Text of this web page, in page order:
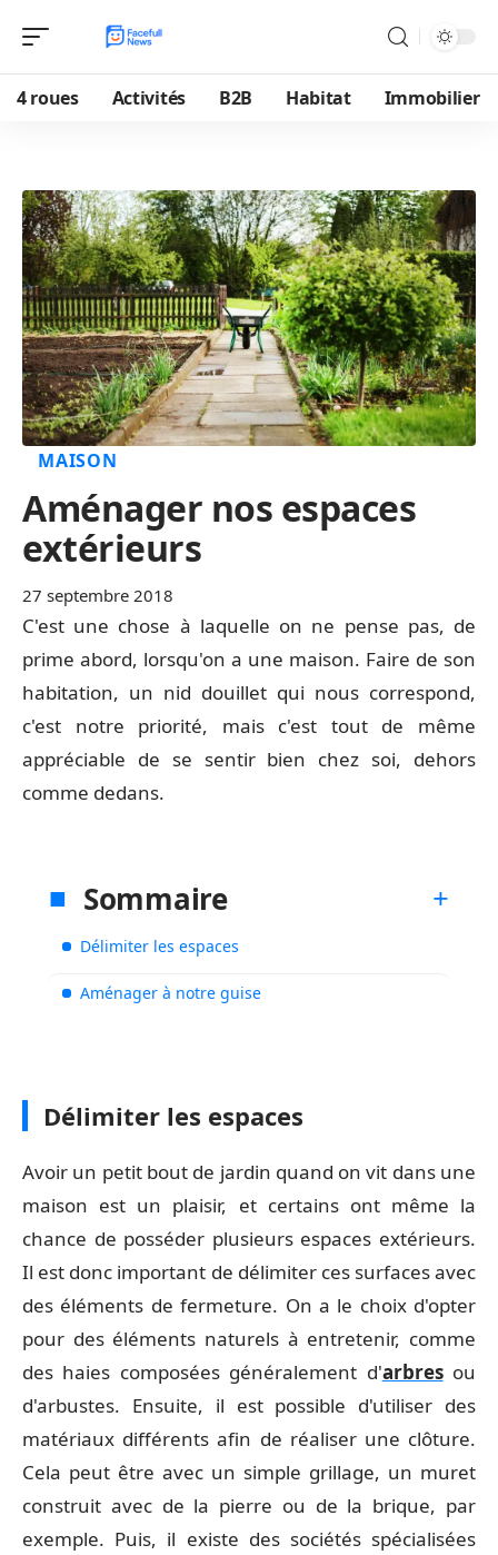
4 roues Activités B2B Habitat Immobilier
MAISON
Aménager nos espaces
extérieurs
27 septembre 2018
C'est une chose à laquelle on ne pense pas, de
prime abord, lorsqu'on a une maison. Faire de son
habitation, un nid douillet qui nous correspond,
c'est notre priorité, mais c'est tout de même
appréciable de se sentir bien chez soi, dehors
comme dedans.
Sommaire
Délimiter les espaces
Aménager à notre guise
Délimiter les espaces
Avoir un petit bout de jardin quand on vit dans une
maison est un plaisir, et certains ont même la
chance de posséder plusieurs espaces extérieurs.
Il est donc important de délimiter ces surfaces avec
des éléments de fermeture. On a le choix d'opter
pour des éléments naturels à entretenir, comme
des haies composées généralement d'arbresou
d'arbustes. Ensuite, il est possible d'utiliser des
matériaux différents afin de réaliser une clôture.
Cela peut être avec un simple grillage, un muret
construit avec de la pierre ou de la brique, par
exemple. Puis, il existe des sociétés spécialisées